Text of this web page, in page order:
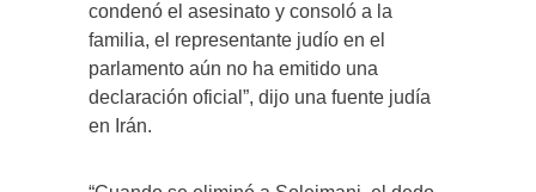
condenó el asesinato y consoló a la
familia, el representante judío en el
parlamento aún no ha emitido una
declaración oficial”, dijo una fuente judía
en Irán.